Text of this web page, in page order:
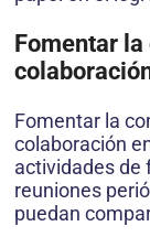
Fomentar
Fomentar la
colaboración
actividades de
reuniones
puedan